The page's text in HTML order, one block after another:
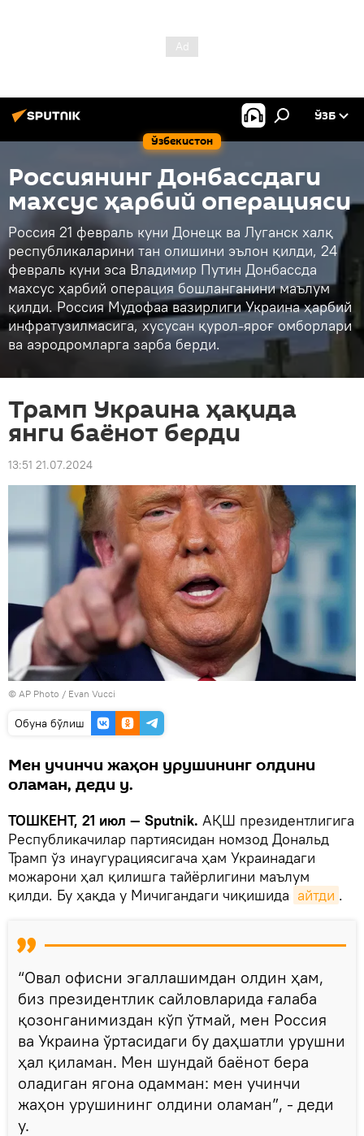
Ўзбекистон
ЎЗБ
Россиянинг Донбассдаги
махсус ҳарбий операцияси
Россия 21 февраль куни Донецк ва Луганск халқ
республикаларини тан олишини эълон қилди, 24
февраль куни эса Владимир Путин Донбассда
махсус ҳарбий операция бошланганини маълум
қилди. Россия Мудофаа вазирлиги Украина ҳарбий
инфратузилмасига, хусусан қурол-яроғ омборлари
ва аэродромларга зарба берди.
Трамп Украина ҳақида
янги баёнот берди
13:51 21.07.2024
© AP Photo / Evan Vucci
Oбуна бўлиш
Мен учинчи жаҳон урушининг олдини
оламан, деди у.
ТОШКЕНТ, 21 июл — Sputnik. АҚШ президентлигига
Республикачилар партиясидан номзод Дональд
Трамп ўз инаугурациясигача ҳам Украинадаги
можарони ҳал қилишга тайёрлигини маълум
қилди. Бу ҳақда у Мичигандаги чиқишида айтди .
“Овал офисни эгаллашимдан олдин ҳам,
биз президентлик сайловларида ғалаба
қозонганимиздан кўп ўтмай, мен Россия
ва Украина ўртасидаги бу даҳшатли урушни
ҳал қиламан. Мен шундай баёнот бера
оладиган ягона одамман: мен учинчи
жаҳон урушининг олдини оламан”, - деди
у.